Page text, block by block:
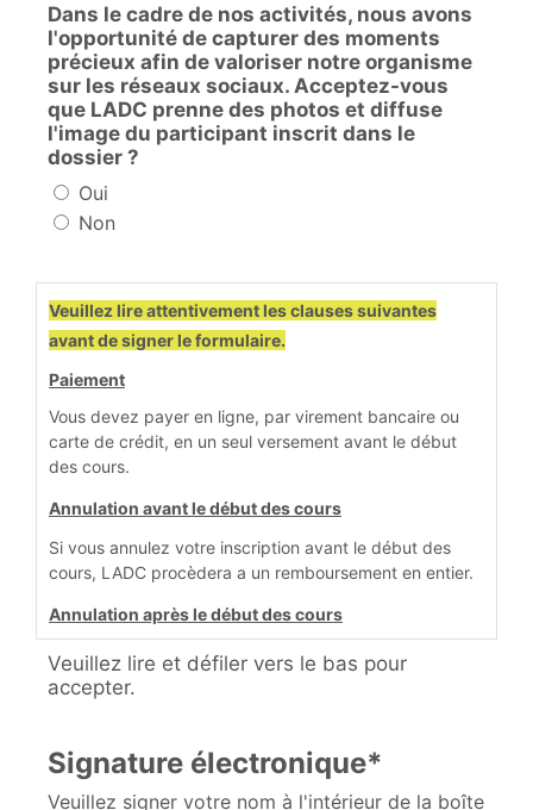
Dans le cadre de nos activités, nous avons
l'opportunité de capturer des moments
précieux afin de valoriser notre organisme
sur les réseaux sociaux. Acceptez-vous
que LADC prenne des photos et diffuse
l'image du participant inscrit dans le
dossier ?
Oui
Non
Veuillez lire attentivement les clauses suivantes
avant de signer le formulaire.
Paiement
Vous devez payer en ligne, par virement bancaire ou
carte de crédit, en un seul versement avant le début
des cours.
Annulation avant le début des cours
Si vous annulez votre inscription avant le début des
cours, LADC procèdera a un remboursement en entier.
Annulation après le début des cours
Si les cours sont commencés, vous devrez payer ces
2 montants :
une pénalité prévue par la loi. Cette pénalité
correspond au plus petit des montants suivants :
Veuillez lire et défiler vers le bas pour
accepter.
Signature électronique*
Veuillez signer votre nom à l'intérieur de la boîte